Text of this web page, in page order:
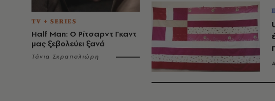
TV + SERIES
Half Man: Ο Ρίτσαρντ Γκαντ
μας ξεβολεύει ξανά
Τάνια Σκραπαλιώρη